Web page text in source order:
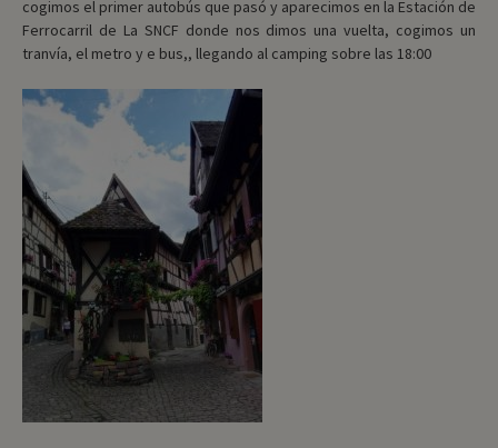
cogimos el primer autobús que pasó y aparecimos en la Estación de
Ferrocarril de La SNCF donde nos dimos una vuelta, cogimos un
tranvía, el metro y e bus,, llegando al camping sobre las 18:00